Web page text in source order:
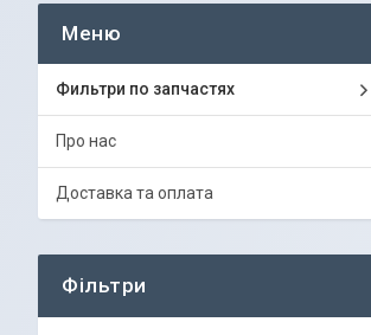
Фильтри по запчастях
Про нас
Доставка та оплата
Фільтри